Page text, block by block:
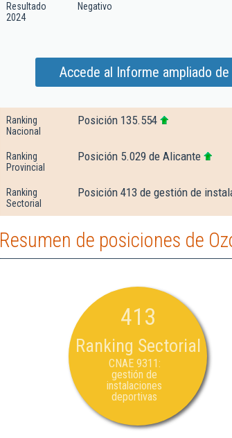
Resultado
2024
Negativo
Accede al Informe ampliado
Ranking
Nacional
Posición 135.554
Ranking
Provincial
Posición 5.029 de Alicante
Ranking
Sectorial
Posición 413 de gestión de
Resumen de posiciones de
413
Ranking Sectorial
CNAE 9311:
gestión de
instalaciones
deportivas